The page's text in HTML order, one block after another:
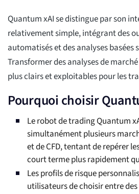
Quantum xAI se distingue par son
relativement simple, intégrant des
automatisés et des analyses basées
Transformer des analyses de
plus clairs et exploitables pour les
Pourquoi choisir
Le robot de trading Quantum
simultanément plusieurs
et de CFD, tentant de repérer
court terme plus rapidement
Les profils de risque
utilisateurs de choisir entre